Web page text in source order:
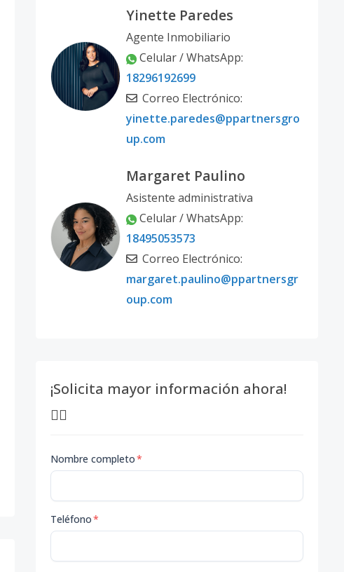
Yinette Paredes
Agente Inmobiliario
Celular / WhatsApp:
18296192699
Correo Electrónico:
yinette.paredes@ppartnersgro
up.com
Margaret Paulino
Asistente administrativa
Celular / WhatsApp:
18495053573
Correo Electrónico:
margaret.paulino@ppartnersgr
oup.com
¡Solicita mayor información ahora!
👇🏽
Nombre completo*
Teléfono*